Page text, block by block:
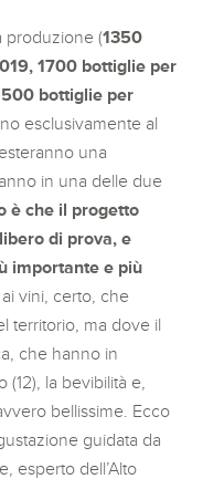
produzione (1350
1700 bottiglie per
bottiglie per
esclusivamente al
una
in una delle due
è che il progetto
di prova, e
importante e più
vini, certo, che
territorio, ma dove il
che hanno in
la bevibilità e,
bellissime. Ecco
guidata da
esperto dell’Alto